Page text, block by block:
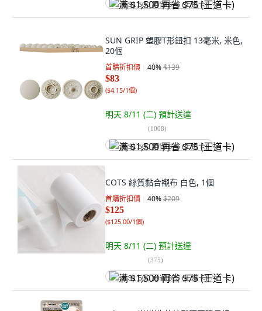
满 $1,500 再省 $75 (王道卡)
SUN GRIP 塑膠T形鈕扣 13毫米, 米色,
20個
首購折扣價 40%$139
$83
($4.15/1個)
明天 8/11 (二) 預計送達
(1008)
满 $1,500 再省 $75 (王道卡)
COTS 絲質黏合襯布 白色, 1個
首購折扣價 40%$209
$125
($125.00/1個)
明天 8/11 (二) 預計送達
(375)
满 $1,500 再省 $75 (王道卡)